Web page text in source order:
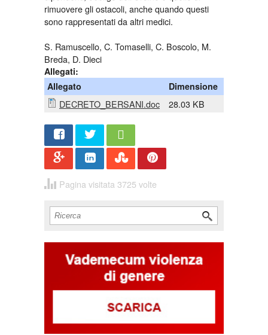
rimuovere gli ostacoli, anche quando questi
sono rappresentati da altri medici.
S. Ramuscello, C. Tomaselli, C. Boscolo, M.
Breda, D. Dieci
Allegati:
Allegato
Dimensione
DECRETO_BERSANI.doc 28.03 KB
Share Twee
Pagina visitata 3725 volte
Form di ricerca
Cerca